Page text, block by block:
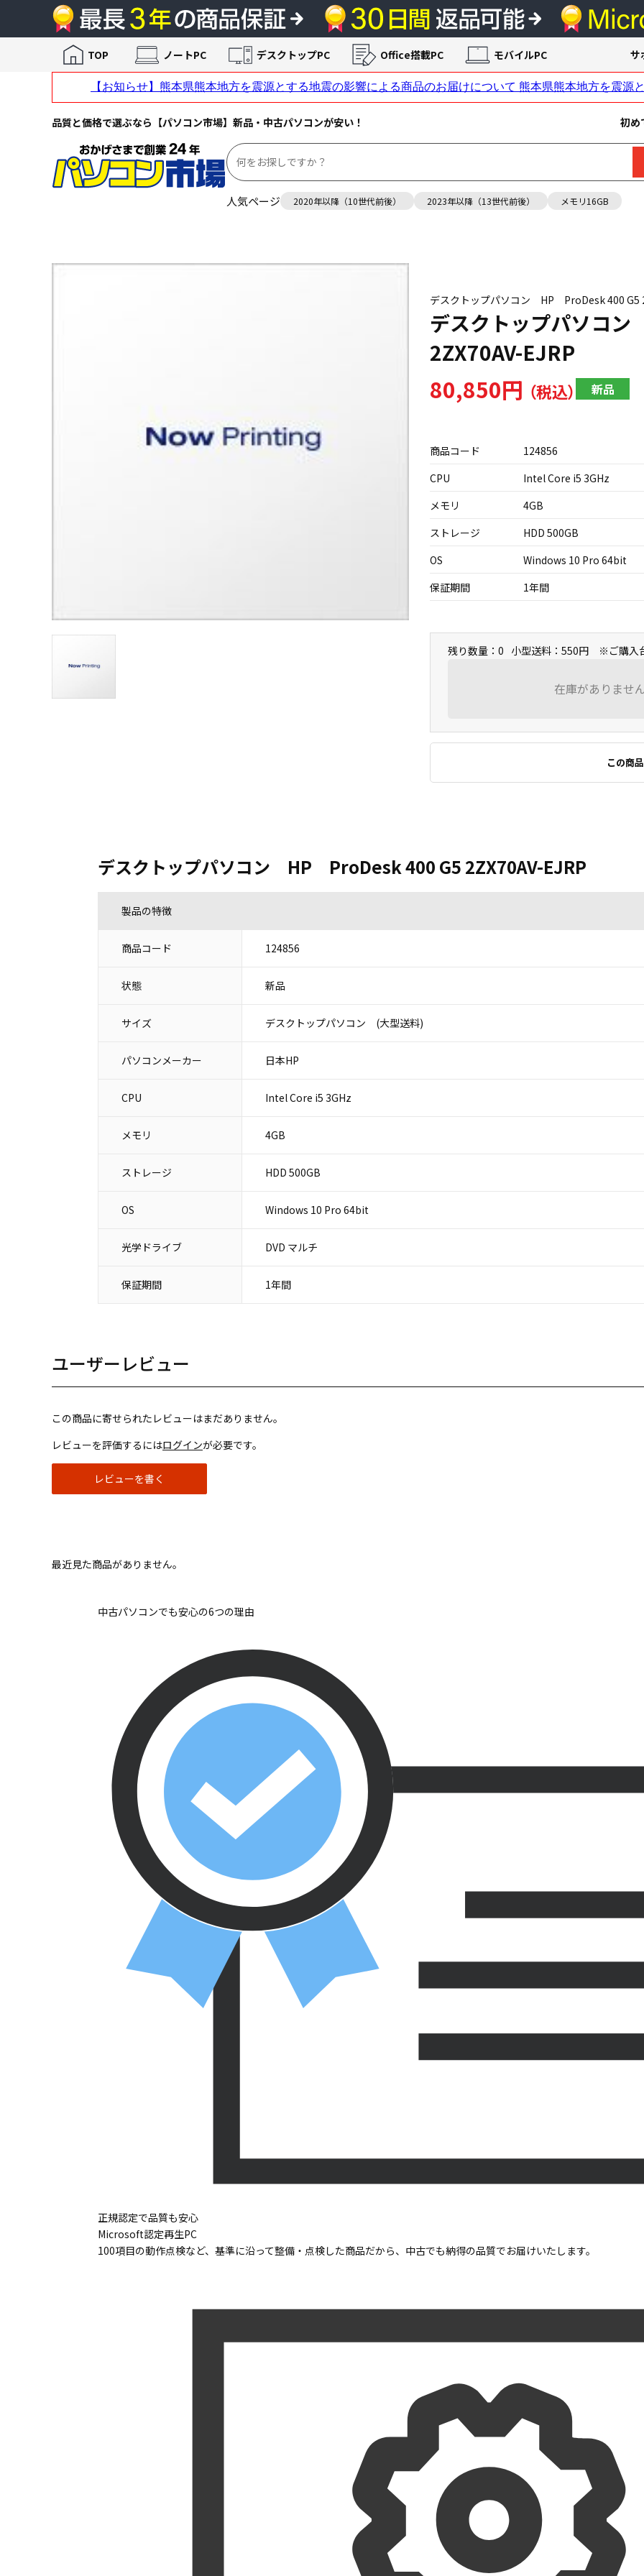
品質と価格で選ぶなら【パソコン市場】新品・中古パソコンが安い！ 初め
人気ページ 2020年以降（10世代前後） 2023年以降（13世代前後） メモリ16GB
TOP ノートPC デスクトップPC Office搭載PC モバイルPC サ
デスクトップパソコン HP ProDesk 400 G5
デスクトップパソコ
2ZX70AV-EJRP
80,850円 新品
商品コード
124856
CPU
Intel Core i5 3GHz
メモリ
4GB
ストレージ
HDD 500GB
OS
Windows 10 Pro 64bit
保証期間
1年間
残り数量：0 小型送料：550円 ※ご購入
在庫がありませ
この商
デスクトップパソコン HP ProDesk 400 G5 2ZX70AV-EJRP
製品の特徴
商品コード 124856
状態 新品
サイズ デスクトップパソコン (大型送料)
パソコンメーカー 日本HP
CPU Intel Core i5 3GHz
メモリ 4GB
ストレージ HDD 500GB
OS Windows 10 Pro 64bit
光学ドライブ DVD マルチ
保証期間 1年間
ユーザーレビュー
この商品に寄せられたレビューはまだありません。
レビューを評価するにはログインが必要です。
レビューを書く
最近見た商品がありません。
中古パソコンでも安心の6つの理由
正規認定で品質も安心
Microsoft認定再生PC
100項目の動作点検など、基準に沿って整備・点検した商品だから、中古でも納得の品質でお届けいたします。